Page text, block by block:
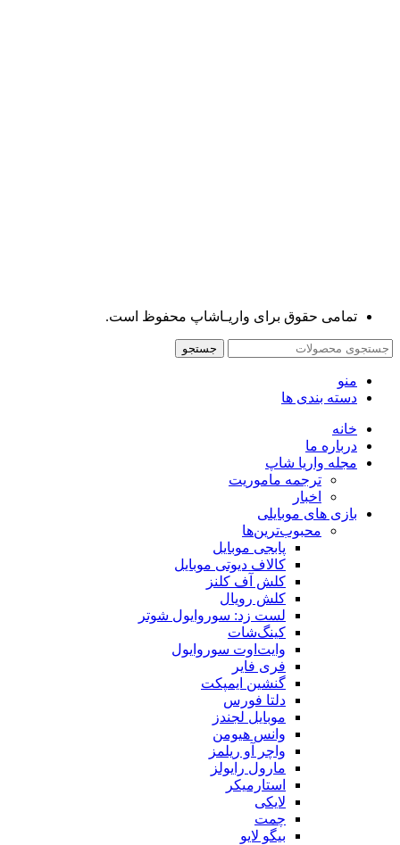
تمامی حقوق برای واریـاشاپ محفوظ است.
جستجو
منو
دسته بندی ها
خانه
درباره ما
مجله واریا شاپ
ترجمه ماموریت
اخبار
بازی های موبایلی
محبوب‌ترین‌ها
پابجی موبایل
کالاف دیوتی موبایل
کلش آف کلنز
کلش رویال
لست زد: سوروایول شوتر
کینگ‌شات
وایت‌اوت سوروایول
فری فایر
گنشین ایمپکت
دلتا فورس
موبایل لجندز
وانس هیومن
واچر آو ریلمز
مارول رایولز
استارمیکر
لایکی
چمت
بیگو لایو